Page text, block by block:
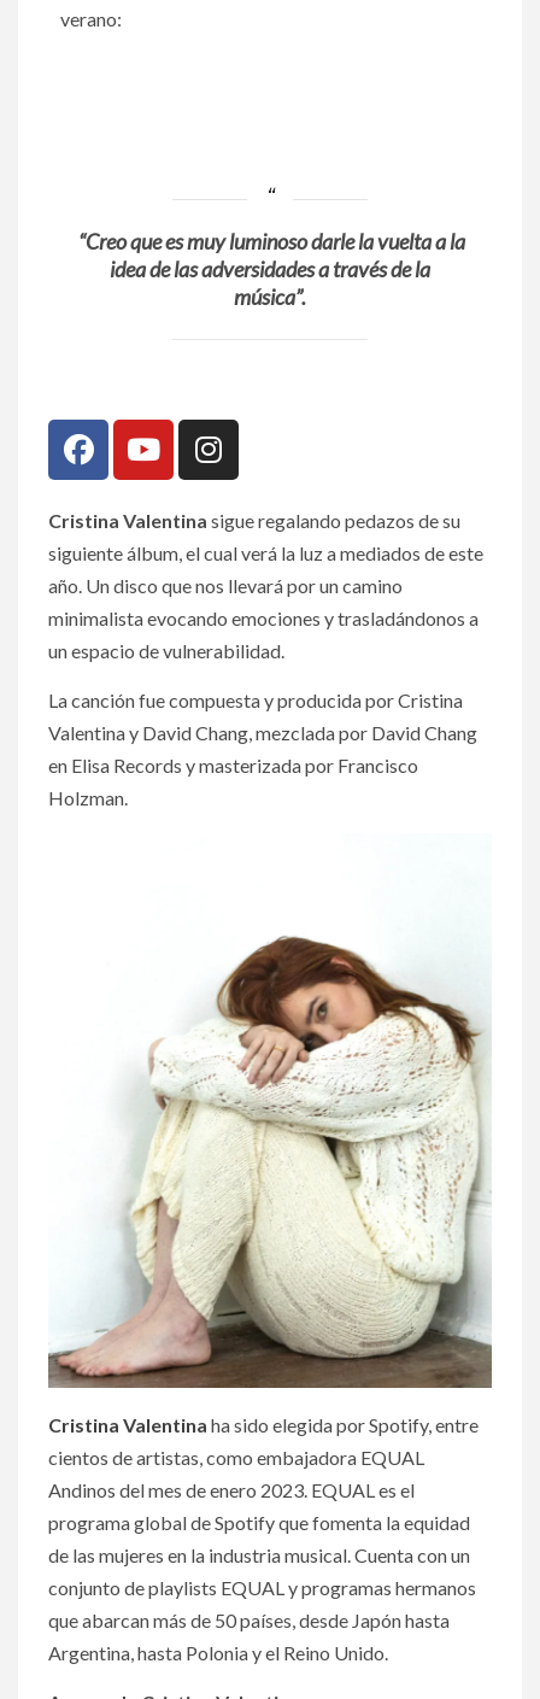
verano:
“Creo que es muy luminoso darle la vuelta a la
idea de las adversidades a través de la
música”.
Cristina Valentina sigue regalando pedazos de su
siguiente álbum, el cual verá la luz a mediados de este
año. Un disco que nos llevará por un camino
minimalista evocando emociones y trasladándonos a
un espacio de vulnerabilidad.
La canción fue compuesta y producida por Cristina
Valentina y David Chang, mezclada por David Chang
en Elisa Records y masterizada por Francisco
Holzman.
Cristina Valentina ha sido elegida por Spotify, entre
cientos de artistas, como embajadora EQUAL
Andinos del mes de enero 2023. EQUAL es el
programa global de Spotify que fomenta la equidad
de las mujeres en la industria musical. Cuenta con un
conjunto de playlists EQUAL y programas hermanos
que abarcan más de 50 países, desde Japón hasta
Argentina, hasta Polonia y el Reino Unido.